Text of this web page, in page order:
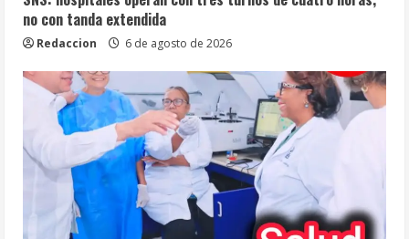
no con tanda extendida
Redaccion 6 de agosto de 2026